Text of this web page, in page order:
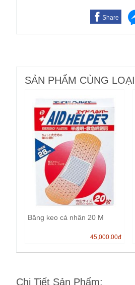
Share
SẢN PHẨM CÙNG LOẠI
Băng keo cá nhân 20 M
45,000.00đ
Chi Tiết Sản Phẩm: